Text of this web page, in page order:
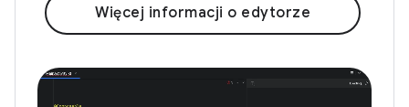
Więcej informacji o edytorze